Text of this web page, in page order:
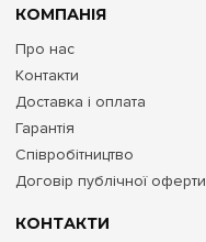
КОНТАКТИ
КОМПАНІЯ
Про нас
Контакти
Доставка і оплата
Гарантія
Співробітництво
Договір публічної оферти